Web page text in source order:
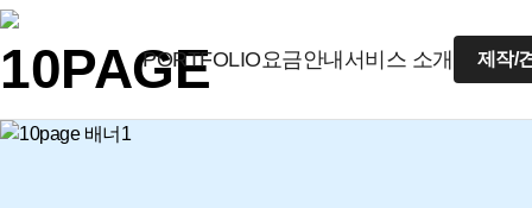
PORTFOLIO 요금안내서비스 소개 제작/